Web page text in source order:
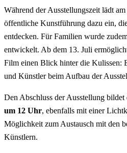
Während der Ausstellungszeit lädt am
öffentliche Kunstführung dazu ein,
entdecken. Für Familien wurde
entwickelt. Ab dem 13. Juli
Film einen Blick hinter die Kulissen:
und Künstler beim Aufbau der
Den Abschluss der Ausstellung bildet
um 12 Uhr, ebenfalls mit einer
Möglichkeit zum Austausch mit den
Künstlern.